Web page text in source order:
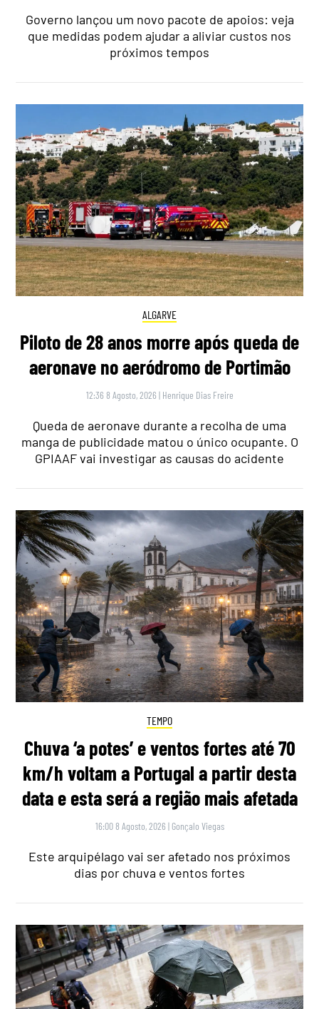
Governo lançou um novo pacote de apoios: veja
que medidas podem ajudar a aliviar custos nos
próximos tempos
ALGARVE
Piloto de 28 anos morre após queda de
aeronave no aeródromo de Portimão
12:36 8 Agosto, 2026 | Henrique Dias Freire
Queda de aeronave durante a recolha de uma
manga de publicidade matou o único ocupante. O
GPIAAF vai investigar as causas do acidente
TEMPO
Chuva ‘a potes’ e ventos fortes até 70
km/h voltam a Portugal a partir desta
data e esta será a região mais afetada
16:00 8 Agosto, 2026 | Gonçalo Viegas
Este arquipélago vai ser afetado nos próximos
dias por chuva e ventos fortes